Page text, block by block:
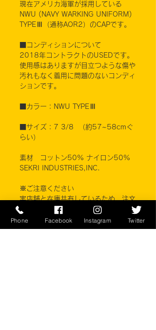
現在アメリカ海軍が採用している
NWU (NAVY WARKING UNIFORM)
TYPEⅢ（通称AOR2）のCAPです。
■コンディションについて
2018年コントラクトのUSEDです。
使用感はありますが目立つような傷や
汚れもなく着用に問題のないコンディ
ションです。
■カラー：NWU TYPEⅢ
■サイズ：7 3/8 （約57~58cmぐ
らい）
素材 コットン50% ナイロン50%
SEKRI INDUSTRIES,INC.
※ご注意ください
実店舗と在庫共有しているため、注文
のタイミングにより売り切れとなって
しまう場合がございます。
お客様のご覧になっている環境により
Phone Facebook Instagram Twitter